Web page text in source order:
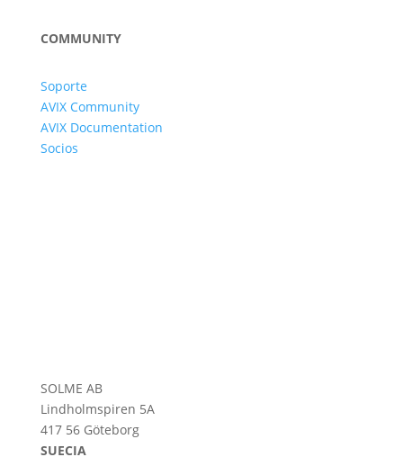
COMMUNITY
Soporte
AVIX Community
AVIX Documentation
Socios
SOLME AB
Lindholmspiren 5A
417 56 Göteborg
SUECIA